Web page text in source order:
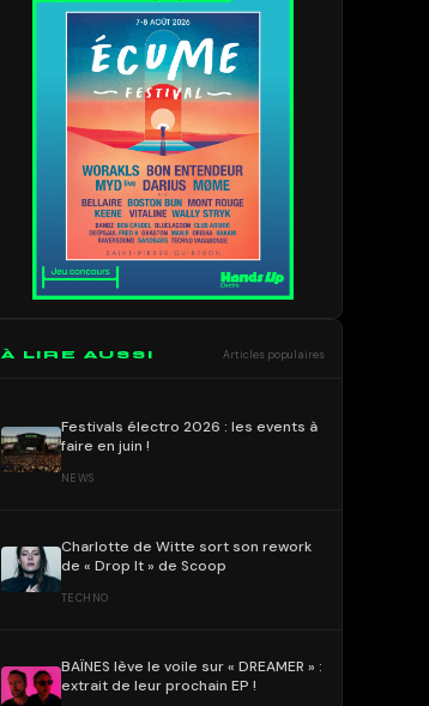
À LIRE AUSSI Articles populaires
Festivals électro 2026 : les events à
faire en juin !
NEWS
Charlotte de Witte sort son rework
de « Drop It » de Scoop
TECHNO
BAÏNES lève le voile sur « DREAMER » :
extrait de leur prochain EP !